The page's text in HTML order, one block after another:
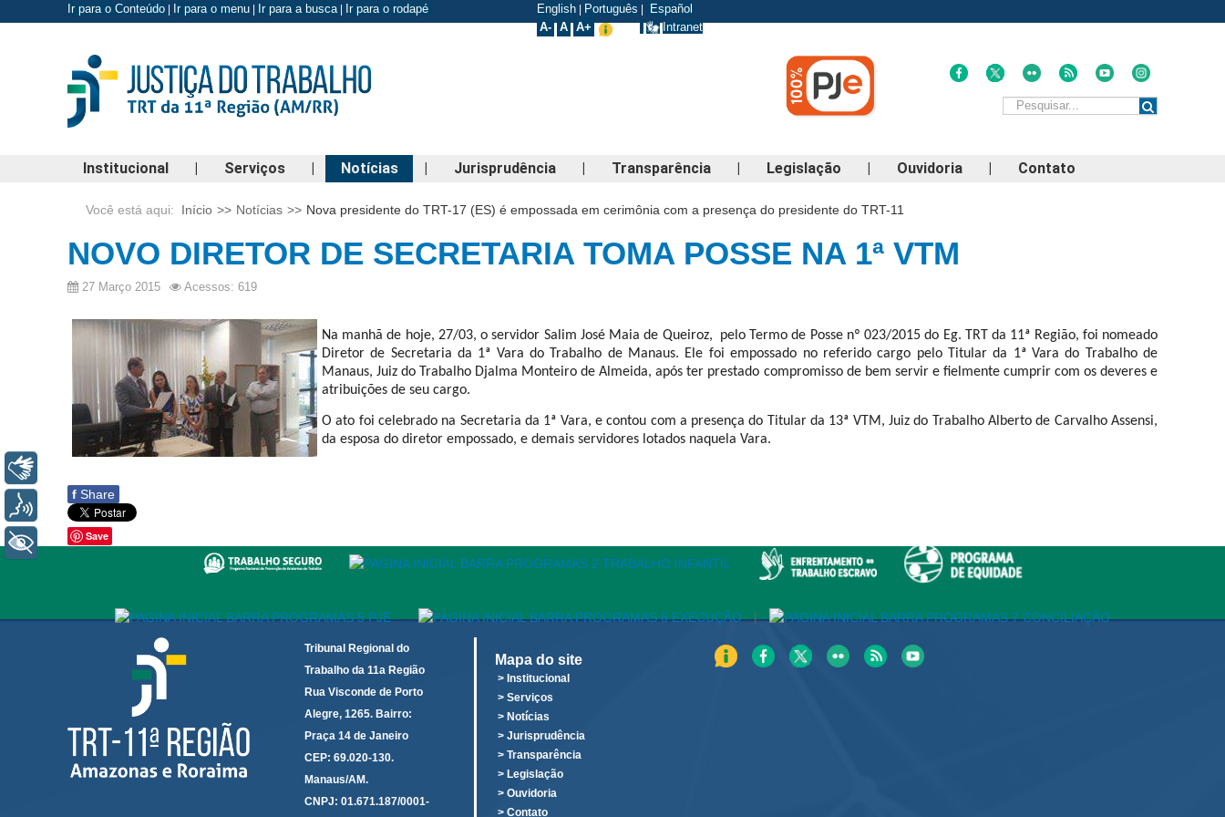
Ir para o Conteúdo Ir para o menu Ir para a busca| Ir para o rodapé English Português
Español
A- A A+ Intranet
Institucional | Serviços | Notícias | Jurisprudência | Transparência | Legislação | Ouvidoria | Contato
Você está aqui: Início >> Notícias >> Nova presidente do TRT-17 (ES) é empossada em cerimônia com a presença do presidente do TRT-11
NOVO DIRETOR DE SECRETARIA TOMA POSSE NA 1ª VTM
27 Março 2015 Acessos: 619
Na manhã de hoje, 27/03, o servidor Salim José Maia de Queiroz, pelo Termo de Posse nº 023/2015 do Eg. TRT da 11ª Região, foi nomeado
Diretor de Secretaria da 1ª Vara do Trabalho de Manaus. Ele foi empossado no referido cargo pelo Titular da 1ª Vara do Trabalho de
Manaus, Juiz do Trabalho Djalma Monteiro de Almeida, após ter prestado compromisso de bem servir e fielmente cumprir com os deveres e
atribuições de seu cargo.
O ato foi celebrado na Secretaria da 1ª Vara, e contou com a presença do Titular da 13ª VTM, Juiz do Trabalho Alberto de Carvalho Assensi,
da esposa do diretor empossado, e demais servidores lotados naquela Vara.
f Share
Save
|
Tribunal Regional do
Trabalho da 11a Região
Rua Visconde de Porto
Alegre, 1265. Bairro:
Praça 14 de Janeiro
CEP: 69.020-130.
Manaus/AM.
CNPJ: 01.671.187/0001-
Mapa do site
> Institucional
> Serviços
> Notícias
> Jurisprudência
> Transparência
> Legislação
> Ouvidoria
> Contato
Voz
+ Acessibilidade